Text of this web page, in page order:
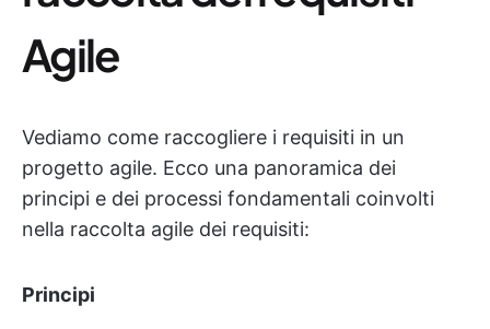
Agile
Vediamo come raccogliere i requisiti in un
progetto agile. Ecco una panoramica dei
principi e dei processi fondamentali coinvolti
nella raccolta agile dei requisiti:
Principi